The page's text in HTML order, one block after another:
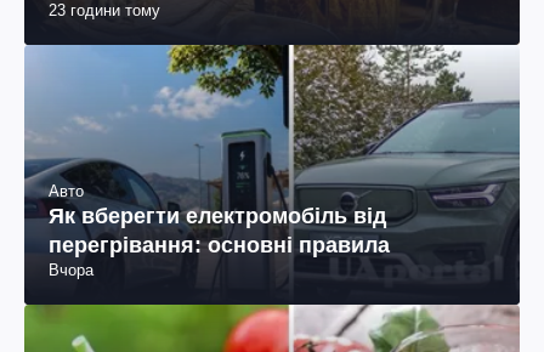
23 години тому
Авто
Як вберегти електромобіль від
перегрівання: основні правила
Вчора